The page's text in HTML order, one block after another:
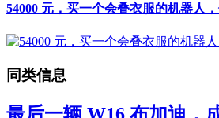
54000 元，买一个会叠衣服的机器人
同类信息